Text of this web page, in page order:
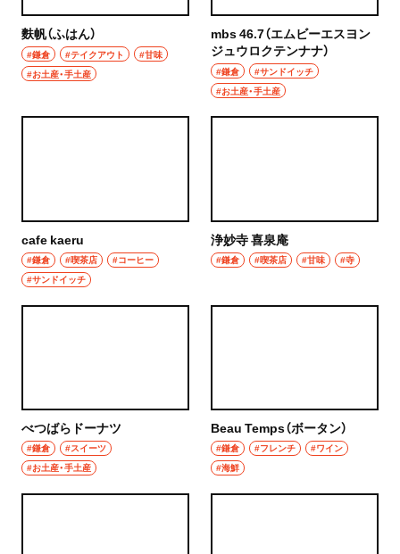
守谷
取手
栃木県
高崎
埼玉県
越谷
春日部
大宮・浦和
コーヒー
ラーメン・つけ麺
食べ歩き
ランチ
カレー
海鮮
鍋
麩帆（ふはん）
#鎌倉 #テイクアウト
#甘味
#お土産・手土産
mbs 46.7（エムビーエスヨン
ジュウロクテンナナ）
#鎌倉
#サンドイッチ
#お土産・手土産
cafe kaeru
#鎌倉 #喫茶店
#コーヒー
#サンドイッチ
浄妙寺 喜泉庵
#鎌倉 #喫茶店 #甘味 #寺
べつばらドーナツ
#鎌倉
#スイーツ
#お土産・手土産
Beau Temps（ボータン）
#鎌倉 #フレンチ
#ワイン
#海鮮